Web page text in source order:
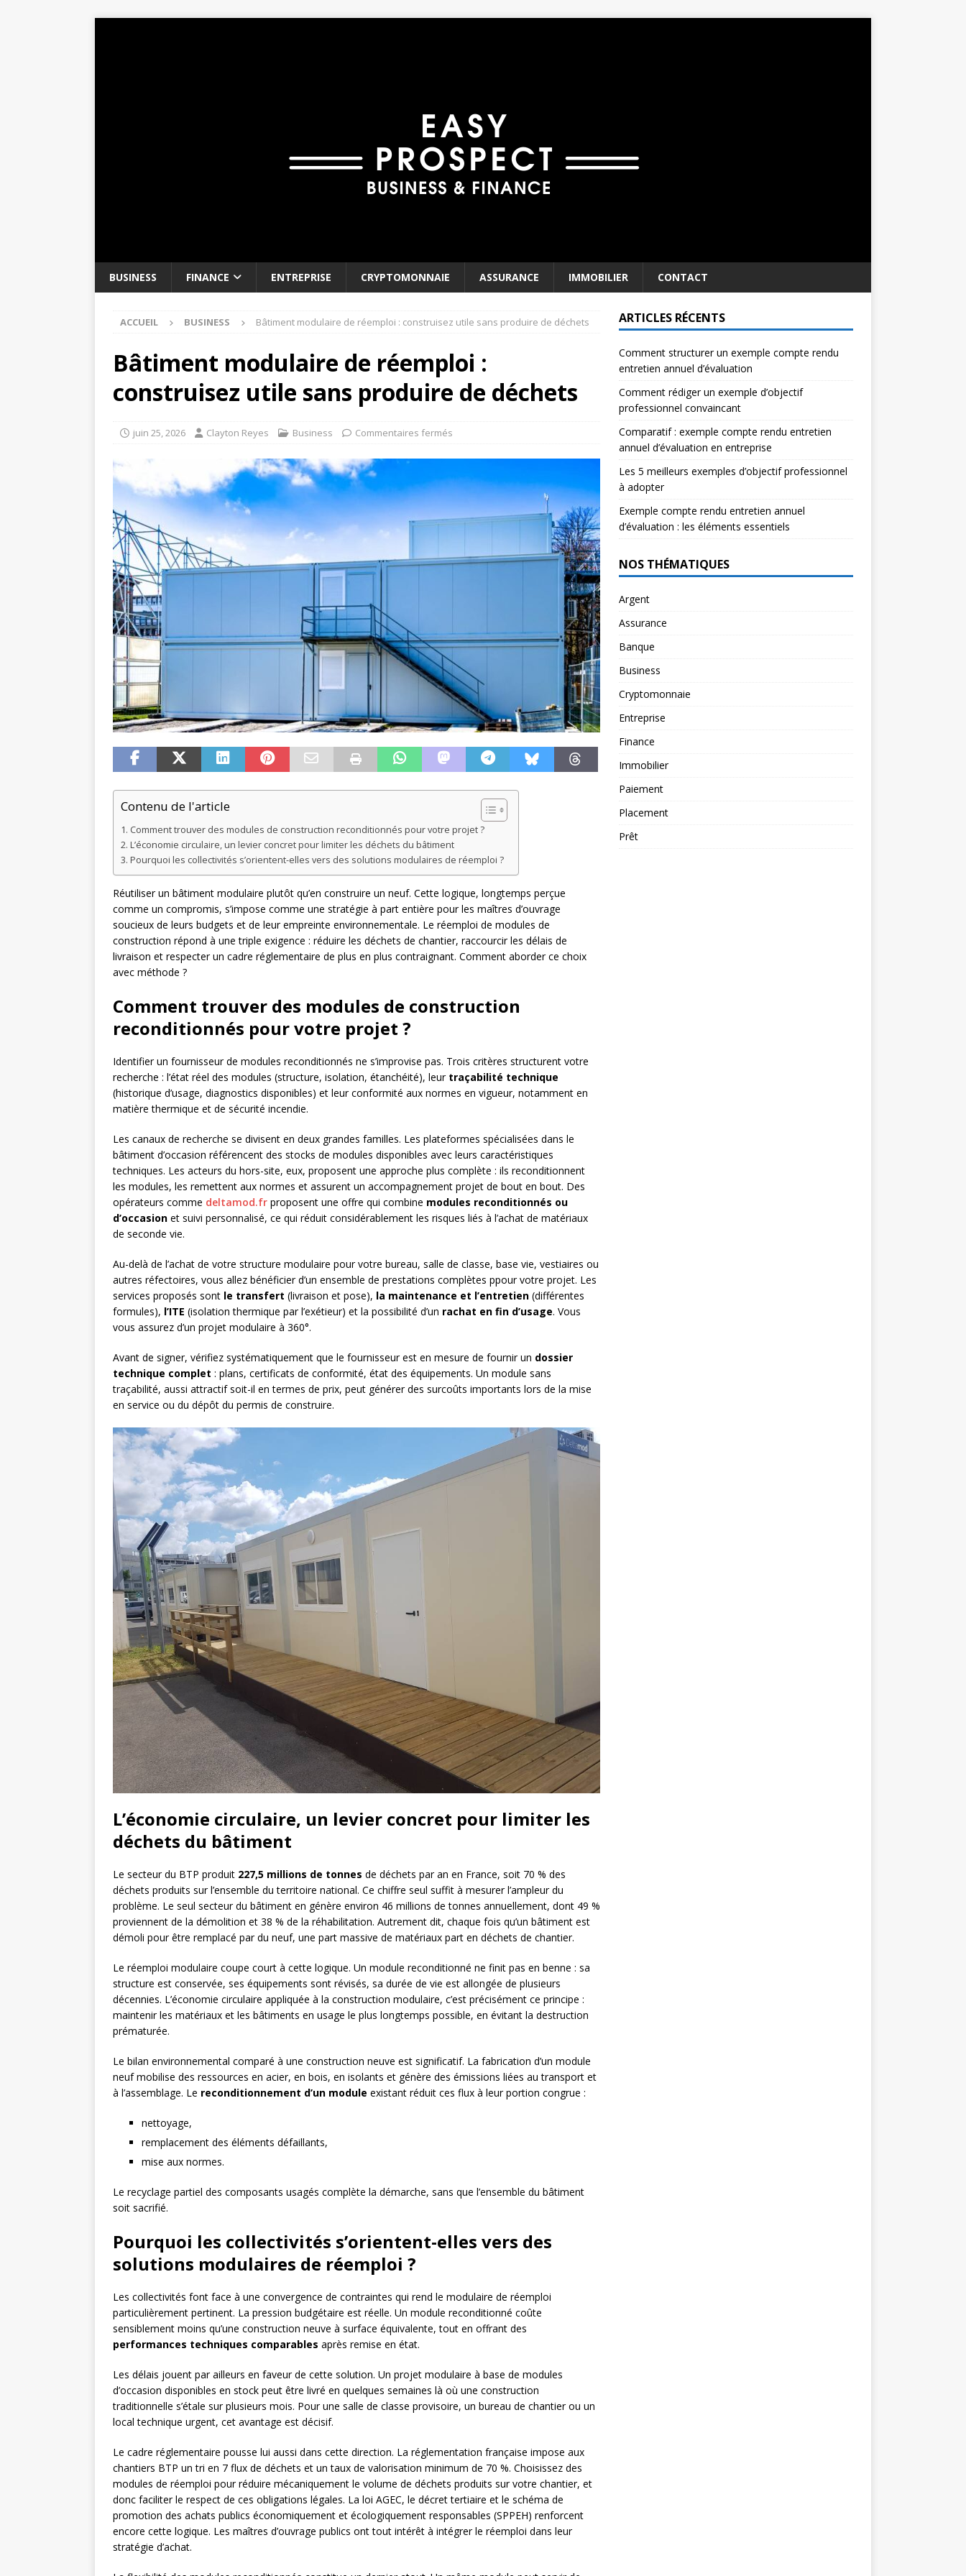
BUSINESS FINANCE ENTREPRISE CRYPTOMONNAIE ASSURANCE IMMOBILIER CONTACT
ACCUEIL BUSINESS Bâtiment modulaire de réemploi : construisez utile sans produire de déchets
Bâtiment modulaire de réemploi :
construisez utile sans produire de déchets
juin 25, 2026 Clayton Reyes Business Commentaires fermés
Contenu de l'article
Comment trouver des modules de construction reconditionnés pour votre projet ?
L’économie circulaire, un levier concret pour limiter les déchets du bâtiment
Pourquoi les collectivités s’orientent-elles vers des solutions modulaires de réemploi ?
Réutiliser un bâtiment modulaire plutôt qu’en construire un neuf. Cette logique, longtemps perçue
comme un compromis, s’impose comme une stratégie à part entière pour les maîtres d’ouvrage
soucieux de leurs budgets et de leur empreinte environnementale. Le réemploi de modules de
construction répond à une triple exigence : réduire les déchets de chantier, raccourcir les délais de
livraison et respecter un cadre réglementaire de plus en plus contraignant. Comment aborder ce choix
avec méthode ?
Comment trouver des modules de construction
reconditionnés pour votre projet ?
Identifier un fournisseur de modules reconditionnés ne s’improvise pas. Trois critères structurent votre
recherche : l’état réel des modules (structure, isolation, étanchéité), leur traçabilité technique
(historique d’usage, diagnostics disponibles) et leur conformité aux normes en vigueur, notamment en
matière thermique et de sécurité incendie.
Les canaux de recherche se divisent en deux grandes familles. Les plateformes spécialisées dans le
bâtiment d’occasion référencent des stocks de modules disponibles avec leurs caractéristiques
techniques. Les acteurs du hors-site, eux, proposent une approche plus complète : ils reconditionnent
les modules, les remettent aux normes et assurent un accompagnement projet de bout en bout. Des
opérateurs comme deltamod.fr proposent une offre qui combine modules reconditionnés ou
d’occasion et suivi personnalisé, ce qui réduit considérablement les risques liés à l’achat de matériaux
de seconde vie.
Au-delà de l’achat de votre structure modulaire pour votre bureau, salle de classe, base vie, vestiaires ou
autres réfectoires, vous allez bénéficier d’un ensemble de prestations complètes ppour votre projet. Les
services proposés sont le transfert (livraison et pose), la maintenance et l’entretien (différentes
formules), l’ITE (isolation thermique par l’exétieur) et la possibilité d’un rachat en fin d’usage. Vous
vous assurez d’un projet modulaire à 360°.
Avant de signer, vérifiez systématiquement que le fournisseur est en mesure de fournir un dossier
technique complet : plans, certificats de conformité, état des équipements. Un module sans
traçabilité, aussi attractif soit-il en termes de prix, peut générer des surcoûts importants lors de la mise
en service ou du dépôt du permis de construire.
L’économie circulaire, un levier concret pour limiter les
déchets du bâtiment
Le secteur du BTP produit 227,5 millions de tonnes de déchets par an en France, soit 70 % des
déchets produits sur l’ensemble du territoire national. Ce chiffre seul suffit à mesurer l’ampleur du
problème. Le seul secteur du bâtiment en génère environ 46 millions de tonnes annuellement, dont 49 %
proviennent de la démolition et 38 % de la réhabilitation. Autrement dit, chaque fois qu’un bâtiment est
démoli pour être remplacé par du neuf, une part massive de matériaux part en déchets de chantier.
Le réemploi modulaire coupe court à cette logique. Un module reconditionné ne finit pas en benne : sa
structure est conservée, ses équipements sont révisés, sa durée de vie est allongée de plusieurs
décennies. L’économie circulaire appliquée à la construction modulaire, c’est précisément ce principe :
maintenir les matériaux et les bâtiments en usage le plus longtemps possible, en évitant la destruction
prématurée.
Le bilan environnemental comparé à une construction neuve est significatif. La fabrication d’un module
neuf mobilise des ressources en acier, en bois, en isolants et génère des émissions liées au transport et
à l’assemblage. Le reconditionnement d’un module existant réduit ces flux à leur portion congrue :
nettoyage,
remplacement des éléments défaillants,
mise aux normes.
Le recyclage partiel des composants usagés complète la démarche, sans que l’ensemble du bâtiment
soit sacrifié.
Pourquoi les collectivités s’orientent-elles vers des
solutions modulaires de réemploi ?
Les collectivités font face à une convergence de contraintes qui rend le modulaire de réemploi
particulièrement pertinent. La pression budgétaire est réelle. Un module reconditionné coûte
sensiblement moins qu’une construction neuve à surface équivalente, tout en offrant des
performances techniques comparables après remise en état.
Les délais jouent par ailleurs en faveur de cette solution. Un projet modulaire à base de modules
d’occasion disponibles en stock peut être livré en quelques semaines là où une construction
traditionnelle s’étale sur plusieurs mois. Pour une salle de classe provisoire, un bureau de chantier ou un
local technique urgent, cet avantage est décisif.
Le cadre réglementaire pousse lui aussi dans cette direction. La réglementation française impose aux
chantiers BTP un tri en 7 flux de déchets et un taux de valorisation minimum de 70 %. Choisissez des
modules de réemploi pour réduire mécaniquement le volume de déchets produits sur votre chantier, et
donc faciliter le respect de ces obligations légales. La loi AGEC, le décret tertiaire et le schéma de
promotion des achats publics économiquement et écologiquement responsables (SPPEH) renforcent
encore cette logique. Les maîtres d’ouvrage publics ont tout intérêt à intégrer le réemploi dans leur
stratégie d’achat.
ARTICLES RÉCENTS
Comment structurer un exemple compte rendu
entretien annuel d’évaluation
Comment rédiger un exemple d’objectif
professionnel convaincant
Comparatif : exemple compte rendu entretien
annuel d’évaluation en entreprise
Les 5 meilleurs exemples d’objectif professionnel
à adopter
Exemple compte rendu entretien annuel
d’évaluation : les éléments essentiels
NOS THÉMATIQUES
Argent
Assurance
Banque
Business
Cryptomonnaie
Entreprise
Finance
Immobilier
Paiement
Placement
Prêt